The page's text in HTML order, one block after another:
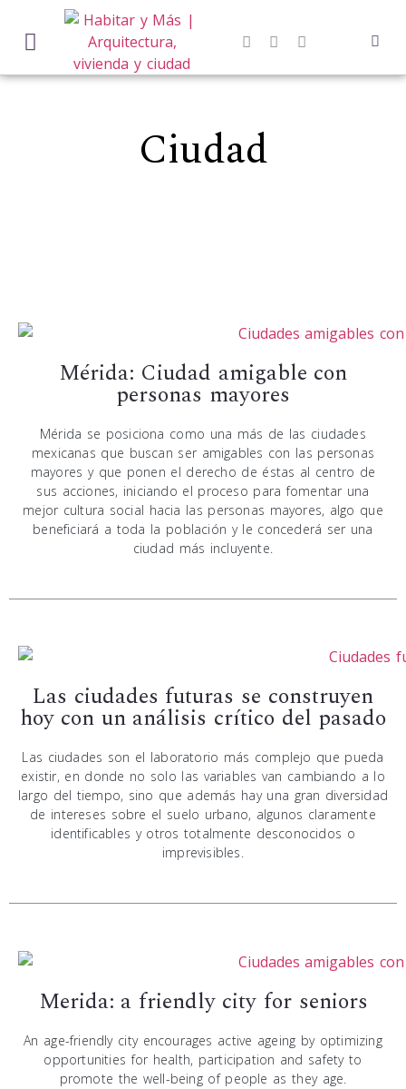
Ciudad
Mérida: Ciudad amigable con
personas mayores
Mérida se posiciona como una más de las ciudades
mexicanas que buscan ser amigables con las personas
mayores y que ponen el derecho de éstas al centro de
sus acciones, iniciando el proceso para fomentar una
mejor cultura social hacia las personas mayores, algo que
beneficiará a toda la población y le concederá ser una
ciudad más incluyente.
Las ciudades futuras se construyen
hoy con un análisis crítico del pasado
Las ciudades son el laboratorio más complejo que pueda
existir, en donde no solo las variables van cambiando a lo
largo del tiempo, sino que además hay una gran diversidad
de intereses sobre el suelo urbano, algunos claramente
identificables y otros totalmente desconocidos o
imprevisibles.
Merida: a friendly city for seniors
An age-friendly city encourages active ageing by optimizing
opportunities for health, participation and safety to
promote the well-being of people as they age.